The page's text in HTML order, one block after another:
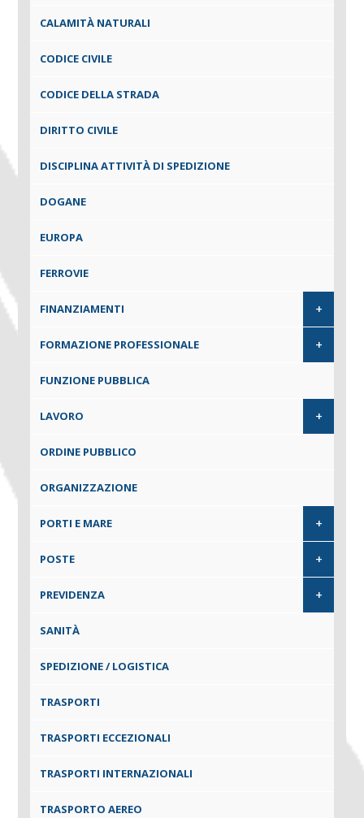
CALAMITÀ NATURALI
CODICE CIVILE
CODICE DELLA STRADA
DIRITTO CIVILE
DISCIPLINA ATTIVITÀ DI SPEDIZIONE
DOGANE
EUROPA
FERROVIE
FINANZIAMENTI +
FORMAZIONE PROFESSIONALE +
FUNZIONE PUBBLICA
LAVORO +
ORDINE PUBBLICO
ORGANIZZAZIONE
PORTI E MARE +
POSTE +
PREVIDENZA +
SANITÀ
SPEDIZIONE / LOGISTICA
TRASPORTI
TRASPORTI ECCEZIONALI
TRASPORTI INTERNAZIONALI
TRASPORTO AEREO